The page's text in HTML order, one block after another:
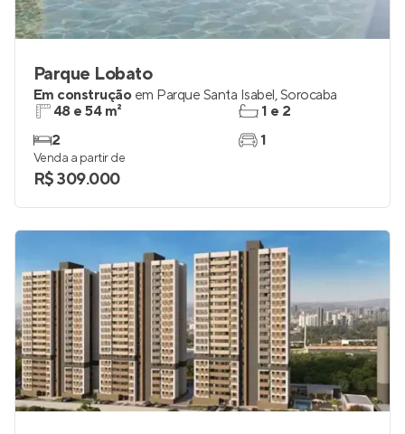
Parque Lobato
Em construção em Parque Santa Isabel,Sorocaba
48 e 54 m²
2
1 e 2
1
Venda a partir de
R$ 309.000